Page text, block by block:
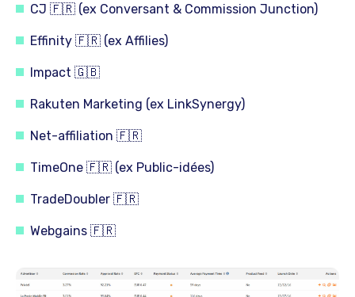
CJ 🇫🇷 (ex Conversant & Commission Junction)
Effinity 🇫🇷 (ex Affilies)
Impact 🇬🇧
Rakuten Marketing (ex LinkSynergy)
Net-affiliation 🇫🇷
TimeOne 🇫🇷 (ex Public-idées)
TradeDoubler 🇫🇷
Webgains 🇫🇷